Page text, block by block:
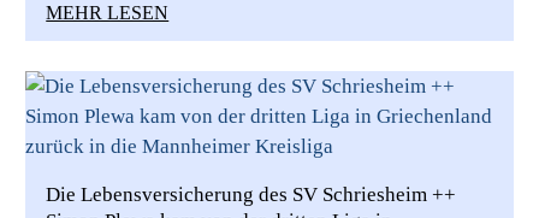
MEHR LESEN
Die Lebensversicherung des SV Schriesheim ++